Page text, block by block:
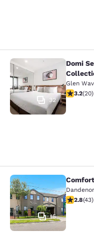
Domi
32
Domi
Glen
3.2(20)
Comfort Hotel
15
2.8(43)